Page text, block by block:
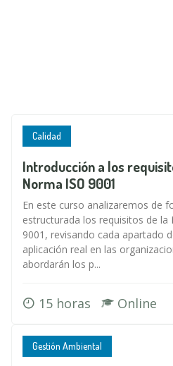
Calidad
Introducción a los
Norma ISO 9001
En este curso analizaremos de
estructurada los requisitos de la
9001, revisando cada apartado
aplicación real en las
abordarán los p...
15 horas Online
Gestión Ambiental